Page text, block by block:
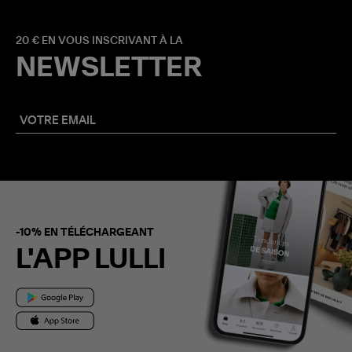
20 € EN VOUS INSCRIVANT À LA
NEWSLETTER
-10% EN TÉLÉCHARGEANT
L'APP LULLI